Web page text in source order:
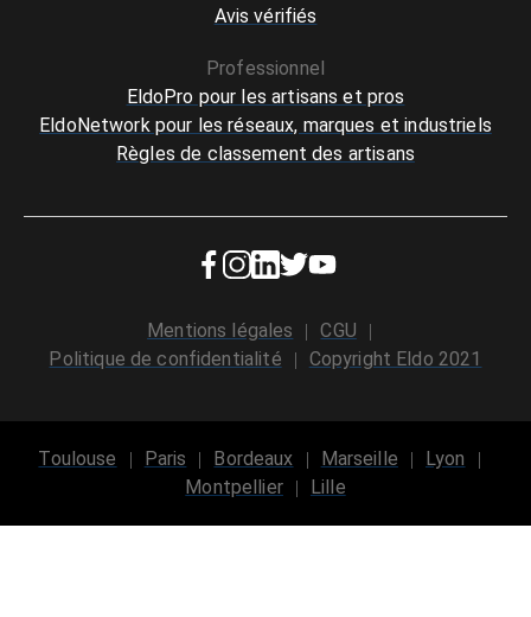
Avis vérifiés
Professionnel
EldoPro pour les artisans et pros
EldoNetwork pour les réseaux, marques et industriels
Règles de classement des artisans
Mentions légales
CGU
Politique de confidentialité
Copyright Eldo 2021
Toulouse Paris Bordeaux Marseille
Lyon
Montpellier
Lille